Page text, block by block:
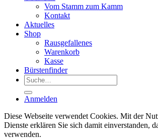
Vom Stamm zum Kamm
Kontakt
Aktuelles
Shop
Rausgefallenes
Warenkorb
Kasse
Bürstenfinder
Suche
nach:
Anmelden
Diese Webseite verwendet Cookies. Mit der
Dienste erklären Sie sich damit einverstanden,
verwenden.